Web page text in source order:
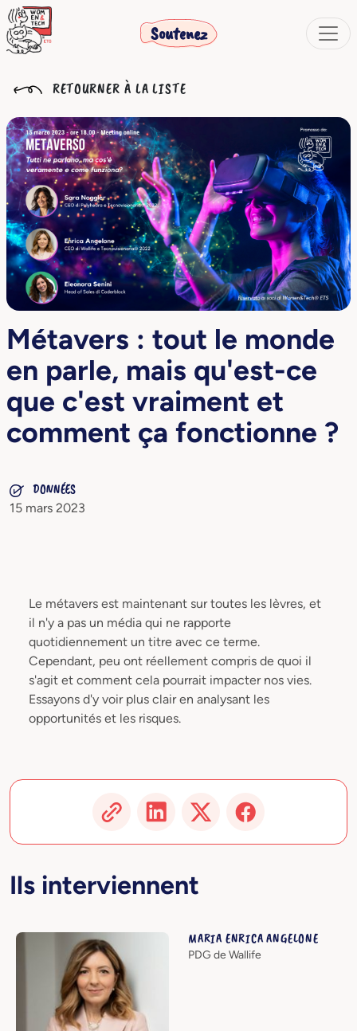
Soutenez
RETOURNER À LA LISTE
Métavers : tout le monde
en parle, mais qu'est-ce
que c'est vraiment et
comment ça fonctionne ?
DONNÉES
15 mars 2023
Le métavers est maintenant sur toutes les lèvres, et
il n'y a pas un média qui ne rapporte
quotidiennement un titre avec ce terme.
Cependant, peu ont réellement compris de quoi il
s'agit et comment cela pourrait impacter nos vies.
Essayons d'y voir plus clair en analysant les
opportunités et les risques.
Ils interviennent
MARIA ENRICA ANGELONE
PDG de Wallife